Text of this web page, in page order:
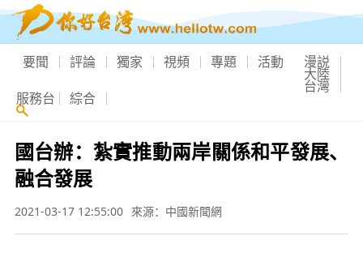
要聞 評論 獨家 視頻 專題 活動 漫説
大陸
台灣
服務台 綜合
國台辦：紮實推動兩岸關係和平發展、
融合發展
2021-03-17 12:55:00 來源：中國新聞網